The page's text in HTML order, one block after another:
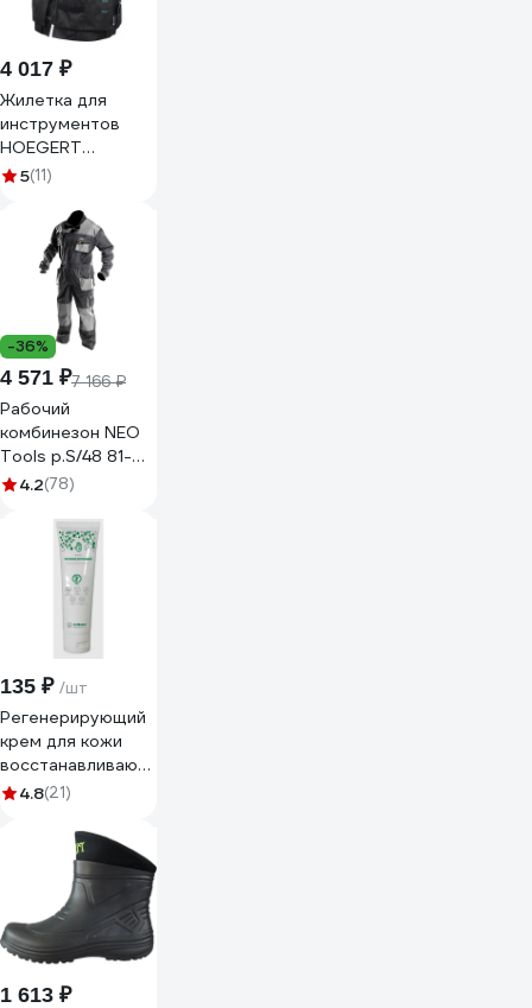
4 017 ₽
Жилетка для
инструментов
HOEGERT
TECHNIK HELWIG
5(11)
-36%
4 571 ₽7 166 ₽
Рабочий
комбинезон NEO
Tools p.S/48 81-
250-S
4.2(78)
135 ₽ /шт
Регенерирующий
крем для кожи
восстанавливающего
действия Алфавит
4.8(21)
1 613 ₽